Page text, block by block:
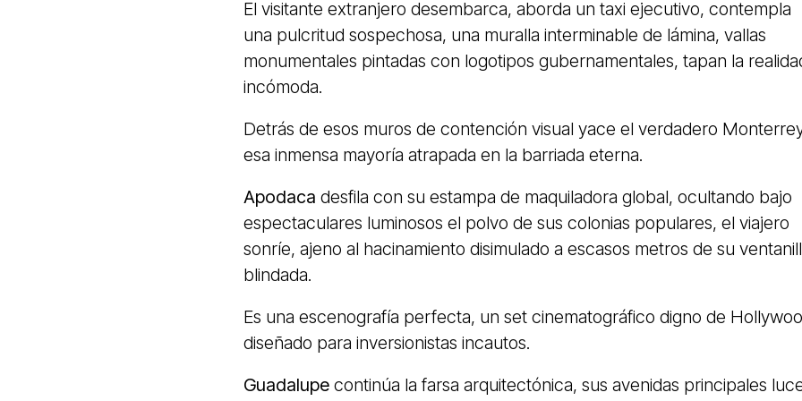
El visitante extranjero desembarca, aborda un taxi ejecutivo, contempla
una pulcritud sospechosa, una muralla interminable de lámina, vallas
monumentales pintadas con logotipos gubernamentales, tapan la
incómoda.
Detrás de esos muros de contención visual yace el verdadero
esa inmensa mayoría atrapada en la barriada eterna.
Apodaca desfila con su estampa de maquiladora global, ocultando bajo
espectaculares luminosos el polvo de sus colonias populares, el viajero
sonríe, ajeno al hacinamiento disimulado a escasos metros de su
blindada.
Es una escenografía perfecta, un set cinematográfico digno de
diseñado para inversionistas incautos.
Guadalupe continúa la farsa arquitectónica, sus avenidas principales